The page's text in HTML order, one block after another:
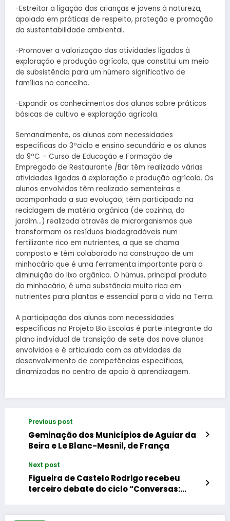
-Estreitar a ligação das crianças e jovens à natureza,
apoiada em práticas de respeito, proteção e promoção
da sustentabilidade ambiental.
-Promover a valorização das atividades ligadas à
exploração e produção agrícola, que constitui um meio
de subsistência para um número significativo de
famílias no concelho.
-Expandir os conhecimentos dos alunos sobre práticas
básicas de cultivo e exploração agrícola.
Semanalmente, os alunos com necessidades
específicas do 3ºciclo e ensino secundário e os alunos
do 9ºC – Curso de Educação e Formação de
Empregado de Restaurante /Bar têm realizado várias
atividades ligadas à exploração e produção agrícola. Os
alunos envolvidos têm realizado sementeiras e
acompanhado a sua evolução; têm participado na
reciclagem de matéria orgânica (de cozinha, do
jardim…) realizada através de microrganismos que
transformam os resíduos biodegradáveis num
fertilizante rico em nutrientes, a que se chama
composto e têm colaborado na construção de um
minhocário que é uma ferramenta importante para a
diminuição do lixo orgânico. O húmus, principal produto
do minhocário, é uma substância muito rica em
nutrientes para plantas e essencial para a vida na Terra.
A participação dos alunos com necessidades
específicas no Projeto Bio Escolas é parte integrante do
plano individual de transição de sete dos nove alunos
envolvidos e é articulado com as atividades de
desenvolvimento de competências específicas,
dinamizadas no centro de apoio à aprendizagem.
Previous post
Geminação dos Municípios de Aguiar da
Beira e Le Blanc-Mesnil, de França
Next post
Figueira de Castelo Rodrigo recebeu
terceiro debate do ciclo “Conversas: